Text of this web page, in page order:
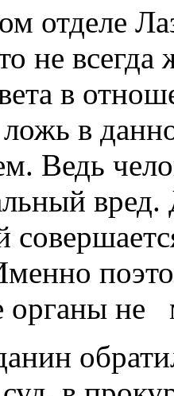
отделе
не
в
в
Ведь
вред.
органы